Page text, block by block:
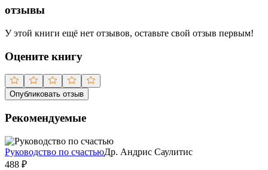
отзывы
У этой книги ещё нет отзывов, оставьте свой отзыв первым!
Оцените книгу
Опубликовать отзыв
Рекомендуемые
Руководство по счастьюДр. Андрис Саулитис
488 ₽